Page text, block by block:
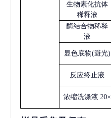
生物素化抗体
稀释液
酶结合物稀释
液
显色底物(避光)
反应终止液
浓缩洗涤液 20×